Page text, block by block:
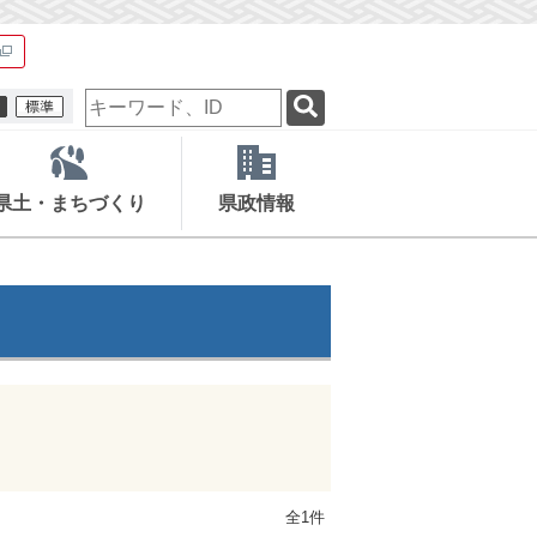
検
索
ー
ー
ド
土・まちづくり 県政情報
全1件